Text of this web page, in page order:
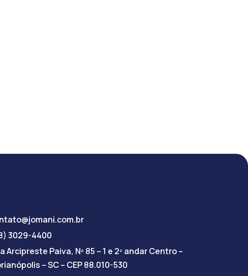
3029-4400
Arcipreste Paiva, Nº 85 – 1 e 2º andar Centro –
– SC – CEP 88.010-530